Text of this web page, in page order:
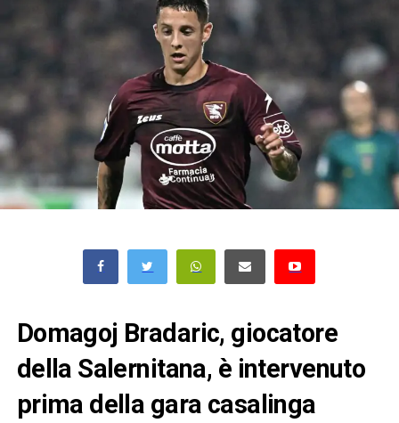
Domagoj Bradaric, giocatore
della Salernitana, è intervenuto
prima della gara casalinga